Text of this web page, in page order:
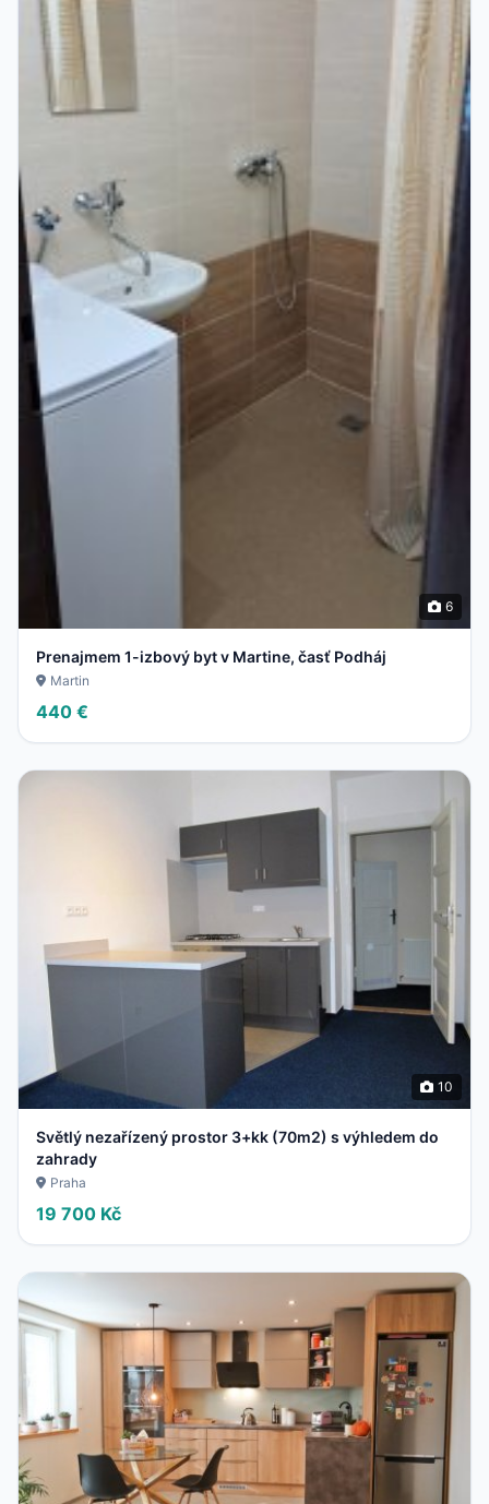
6
Prenajmem 1-izbový byt v Martine, časť Podháj
Martin
440 €
10
Světlý nezařízený prostor 3+kk (70m2) s výhledem do
zahrady
Praha
19 700 Kč